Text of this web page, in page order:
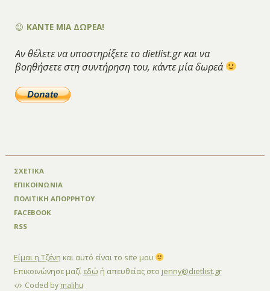
ΚΑΝΤΕ ΜΙΑ ΔΩΡΕΑ!
Αν θέλετε να υποστηρίξετε το dietlist.gr και να
βοηθήσετε στη συντήρηση του, κάντε μία δωρεά
ΣΧΕΤΙΚΑ
ΕΠΙΚΟΙΝΩΝΙΑ
ΠΟΛΙΤΙΚΗ ΑΠΟΡΡΗΤΟΥ
FACEBOOK
RSS
Είμαι η Τζένη και αυτό είναι το site μου
Επικοινώνησε μαζί εδώ ή απευθείας στο jenny@dietlist.gr
Coded by malihu